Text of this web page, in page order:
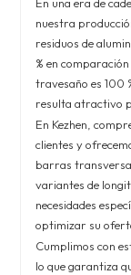
nuestra
residuos de
% en
travesaño es 100
resulta atractivo
En Kezhen,
clientes y
barras
variantes de
necesidades
optimizar su
Cumplimos con
lo que garantiza